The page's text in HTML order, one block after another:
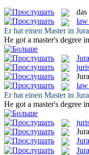
das
law
Er hat einen Master in Jura
He got a master's degree in
Jura
Jura
law
Er hat einen Master in Jura
He got a master's degree in
Jura
Jura